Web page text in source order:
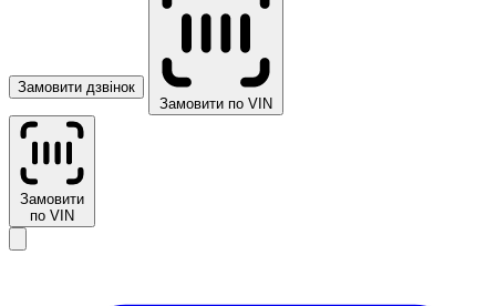
Замовити дзвінок
Замовити по VIN
Замовити
по VIN